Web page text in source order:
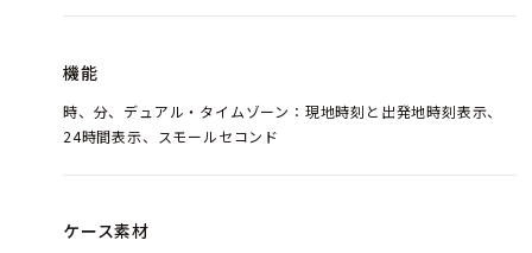
機能
時、分、デュアル・タイムゾーン：現地時刻と出発地時刻表示、
24時間表示、スモールセコンド
ケース素材